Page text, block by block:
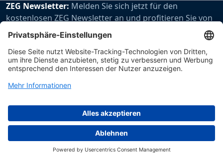
ZEG Newsletter: Melden Sie sich jetzt für den
kostenlosen ZEG Newsletter an und profitieren Sie von
den extra Vorteilen unseres regelmäßig erscheinenden
Newsletters.
Zur Newsletteranmeldung
Impressum Datenschutz Hinweisgebersystem
ZEG Zentraleinkauf Holz + Kunststoff eG